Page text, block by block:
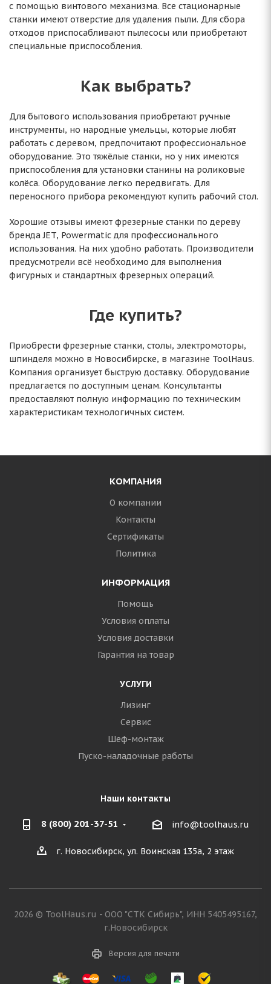
с помощью винтового механизма. Все стационарные
станки имеют отверстие для удаления пыли. Для сбора
отходов приспосабливают пылесосы или приобретают
специальные приспособления.
Как выбрать?
Для бытового использования приобретают ручные
инструменты, но народные умельцы, которые любят
работать с деревом, предпочитают профессиональное
оборудование. Это тяжёлые станки, но у них имеются
приспособления для установки станины на роликовые
колёса. Оборудование легко передвигать. Для
переносного прибора рекомендуют купить рабочий стол.
Хорошие отзывы имеют фрезерные станки по дереву
бренда JET, Powermatic для профессионального
использования. На них удобно работать. Производители
предусмотрели всё необходимо для выполнения
фигурных и стандартных фрезерных операций.
Где купить?
Приобрести фрезерные станки, столы, электромоторы,
шпинделя можно в Новосибирске, в магазине ToolHaus.
Компания организует быструю доставку. Оборудование
предлагается по доступным ценам. Консультанты
предоставляют полную информацию по техническим
характеристикам технологичных систем.
КОМПАНИЯ
О компании
Контакты
Сертификаты
Политика
ИНФОРМАЦИЯ
Помощь
Условия оплаты
Условия доставки
Гарантия на товар
УСЛУГИ
Лизинг
Сервис
Шеф-монтаж
Пуско-наладочные работы
Наши контакты
8 (800) 201-37-51 info@toolhaus.ru
г. Новосибирск, ул. Воинская 135а, 2 этаж
2026 © ToolHaus.ru - ООО "СТК Сибирь", ИНН 5405495167,
г.Новосибирск
Версия для печати